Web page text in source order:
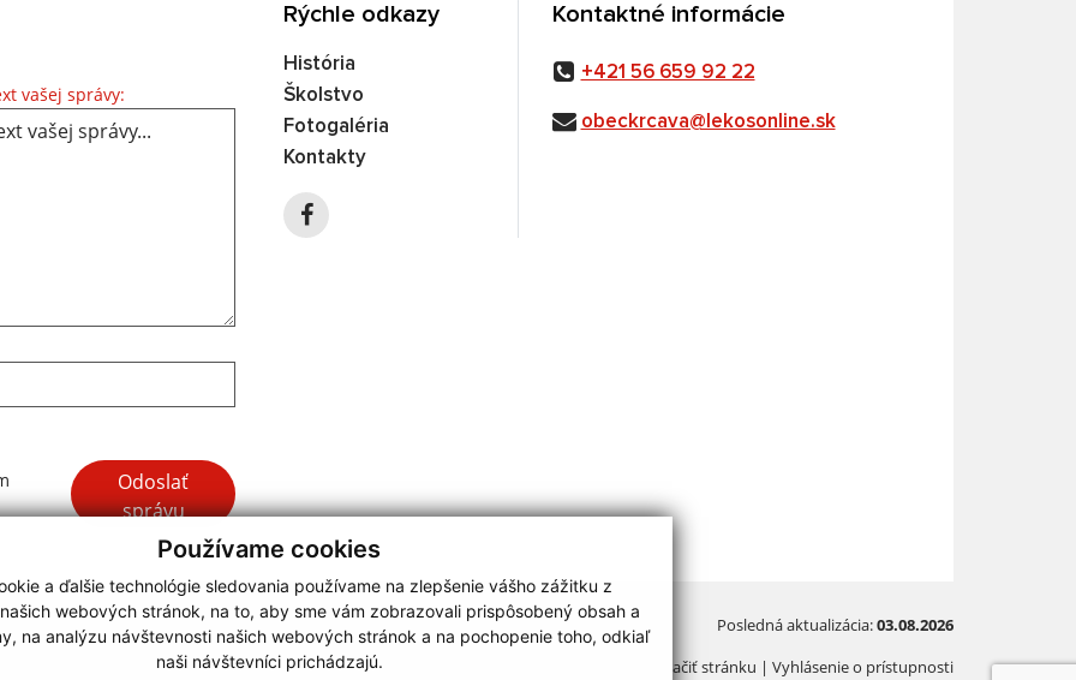
Používame cookies
a ďalšie technológie sledovania používame na zlepšenie vášho zážitku z
webových stránok, na to, aby sme vám zobrazovali prispôsobený obsah a
na analýzu návštevnosti našich webových stránok a na pochopenie toho, odkiaľ
naši návštevníci prichádzajú.
vašej správy: Text vašej správy...
Google reCaptcha Response
Odoslať
správu
Rýchle odkazy
História
Školstvo
Fotogaléria
Kontakty
Kontaktné informácie
+421 56 659 92 22
obeckrcava@lekosonline.sk
Posledná aktualizácia:03.08.2026
Vytlačiť stránku | Vyhlásenie o prístupnosti
webdesign|